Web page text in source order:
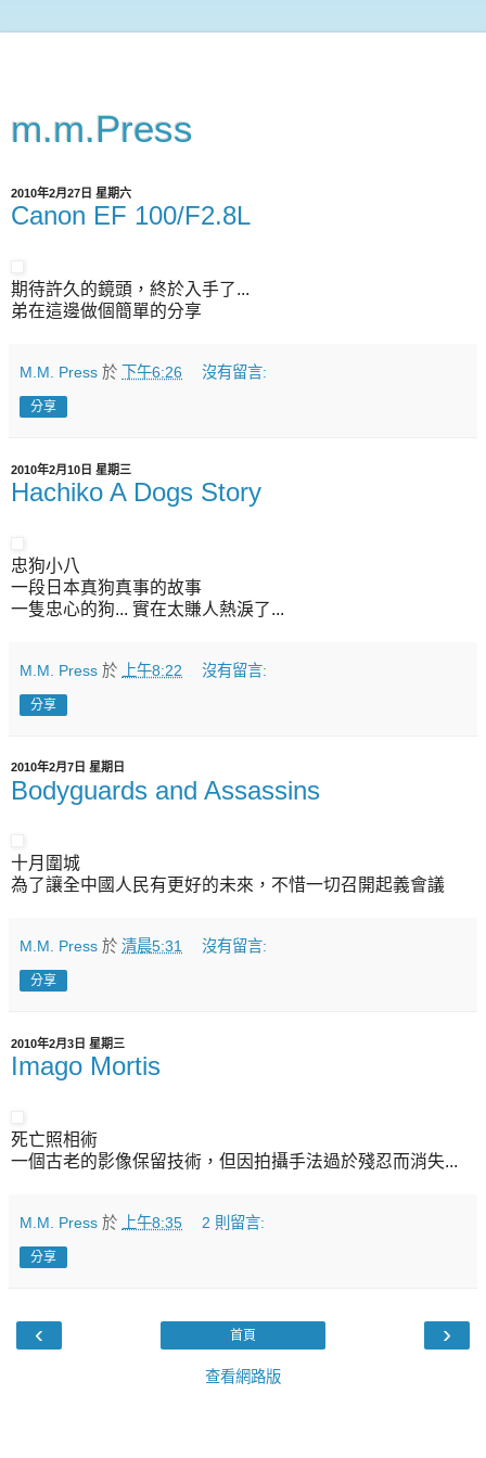
m.m.Press
2010年2月27日 星期六
Canon EF 100/F2.8L
期待許久的鏡頭，終於入手了...
弟在這邊做個簡單的分享
M.M. Press 於 下午6:26 沒有留言:
分享
2010年2月10日 星期三
Hachiko A Dogs Story
忠狗小八
一段日本真狗真事的故事
一隻忠心的狗... 實在太賺人熱淚了...
M.M. Press 於 上午8:22 沒有留言:
分享
2010年2月7日 星期日
Bodyguards and Assassins
十月圍城
為了讓全中國人民有更好的未來，不惜一切召開起義會議
M.M. Press 於 清晨5:31 沒有留言:
分享
2010年2月3日 星期三
Imago Mortis
死亡照相術
一個古老的影像保留技術，但因拍攝手法過於殘忍而消失...
M.M. Press 於 上午8:35 2 則留言:
分享
‹ ›
首頁
查看網路版